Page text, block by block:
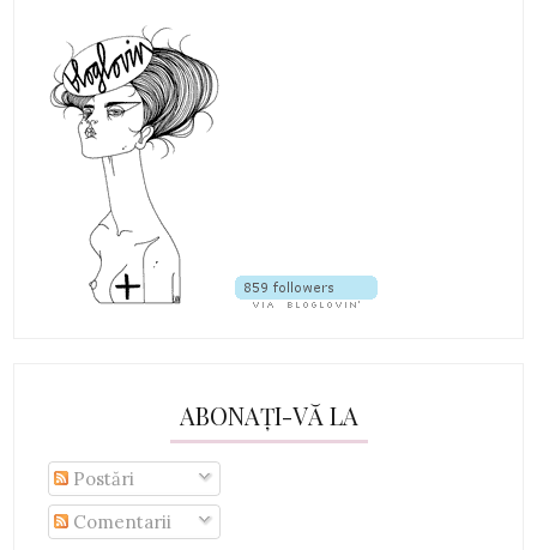
ABONAȚI-VĂ LA
Postări
Comentarii